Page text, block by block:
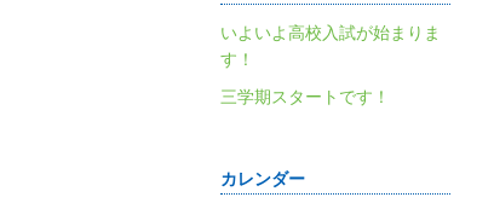
いよいよ高校入試が始まりま
す！
三学期スタートです！
カレンダー